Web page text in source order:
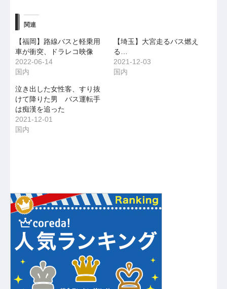
関連
【福岡】路線バスと軽乗用
車が衝突、ドラレコ映像
2022-06-14
国内
【埼玉】大宮走るバス燃え
る…
2021-12-03
国内
泣き出した女性客、すり抜
けて降りた男 バス運転手
は痴漢を追った
2021-12-01
国内